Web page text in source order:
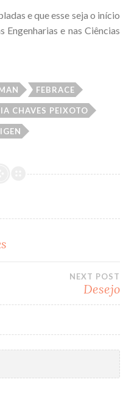
e que esse seja o início
e nas Ciências
FEBRACE
CHAVES PEIXOTO
NEXT POST
Desejo